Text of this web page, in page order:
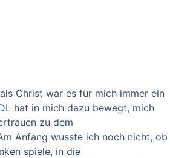
Christ war es für mich immer ein
hat in mich dazu bewegt, mich
zu dem
Anfang wusste ich noch nicht, ob
spiele, in die